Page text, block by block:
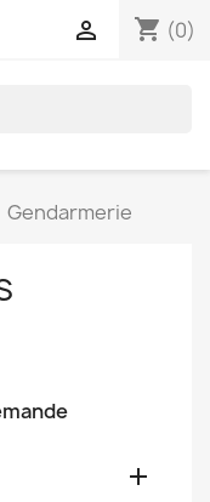
shopping_cart (0)

Gendarmerie
